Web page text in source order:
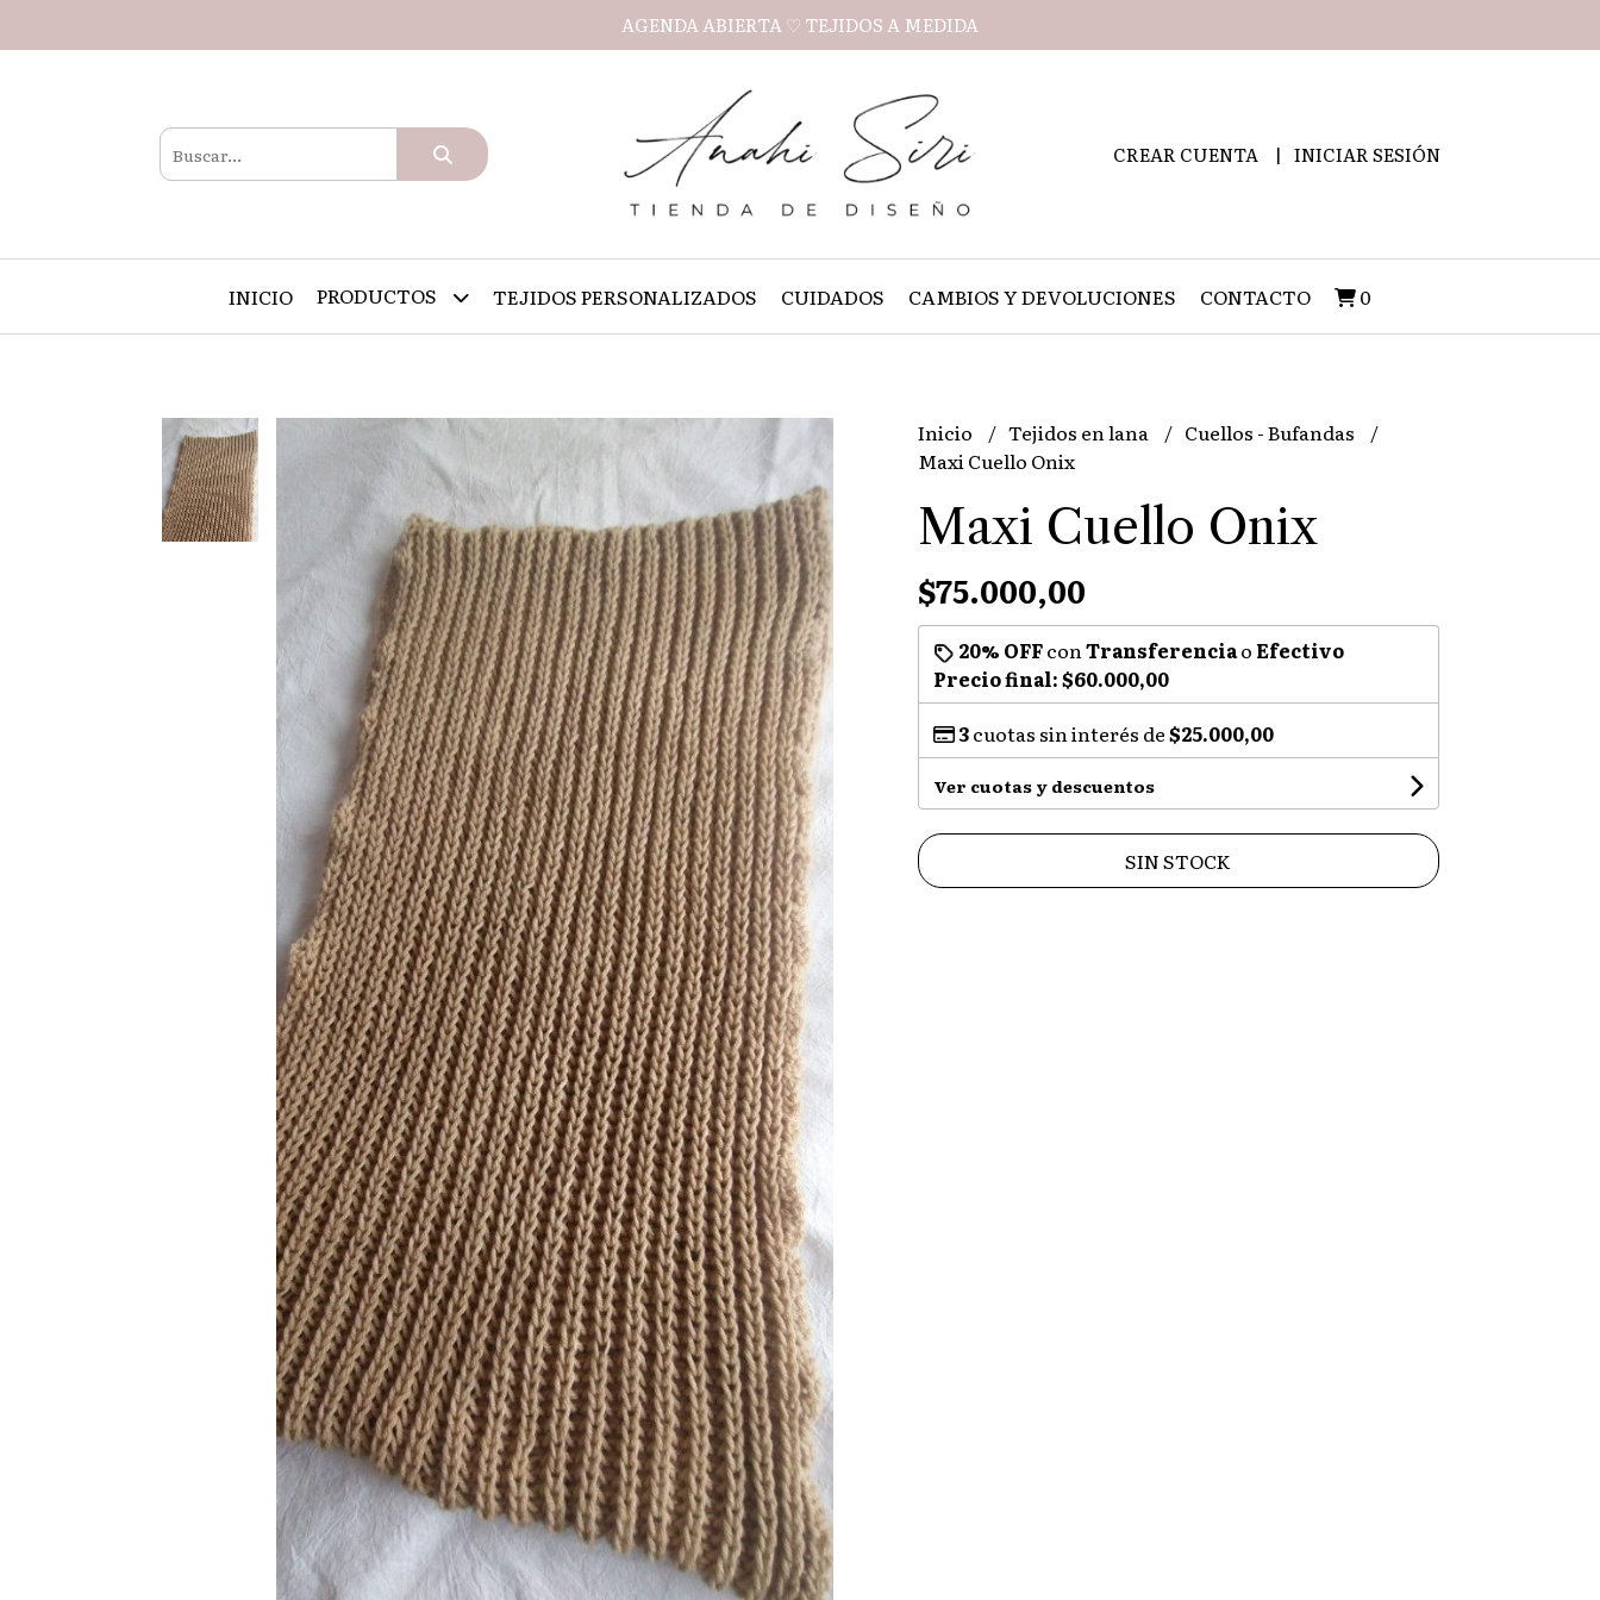
AGENDA ABIERTA ♡ TEJIDOS A MEDIDA
CREAR CUENTA INICIAR SESIÓN
INICIO PRODUCTOS TEJIDOS PERSONALIZADOS CUIDADOS CAMBIOS Y DEVOLUCIONES CONTACTO 0
Inicio Tejidos en lana
Cuellos - Bufandas
Maxi Cuello Onix
Maxi Cuello Onix
$75.000,00
20% OFFconTransferenciao Efectivo
Precio final:$60.000,00
3cuotas sin interés de$25.000,00
Ver cuotas y descuentos
SIN STOCK